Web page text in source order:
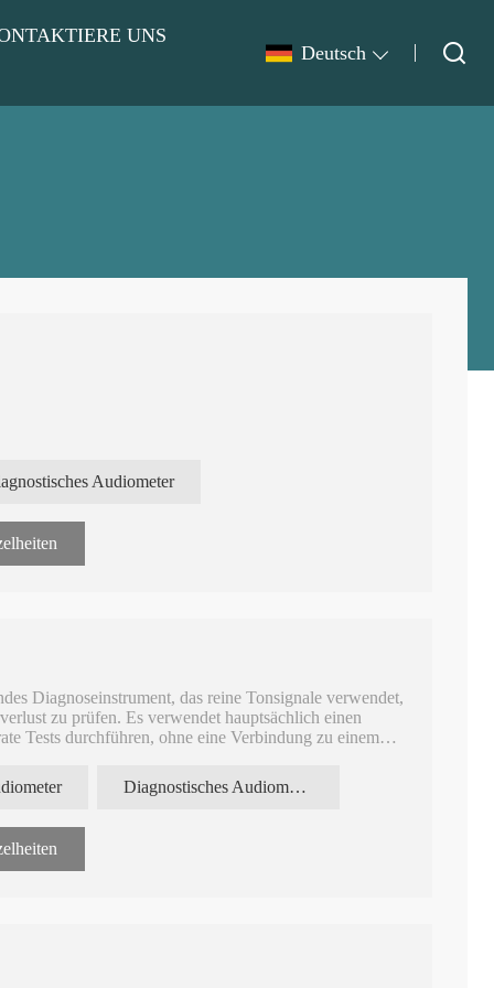
UNS
Deutsch
werden
Ausgangslautstärke: 120 dB.
Audiometer
Diagnoseinstrument, das reine Tonsignale verwendet,
zu prüfen. Es verwendet hauptsächlich einen
Tests durchführen, ohne eine Verbindung zu einem
Diagnostisches Audiometer AD104